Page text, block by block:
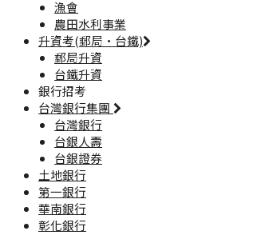
漁會
農田水利事業
升資考(郵局·台鐵)
郵局升資
台鐵升資
銀行招考
台灣銀行集團
台灣銀行
台銀人壽
台銀證券
土地銀行
第一銀行
華南銀行
彰化銀行